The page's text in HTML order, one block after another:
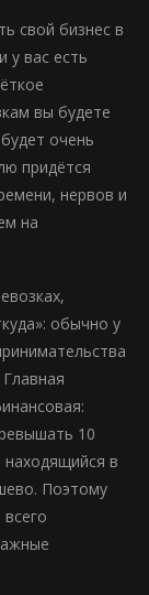
свой бизнес в
у вас есть
вы будете
очень
придётся
нервов и
на
обычно у
10
в
Поэтому